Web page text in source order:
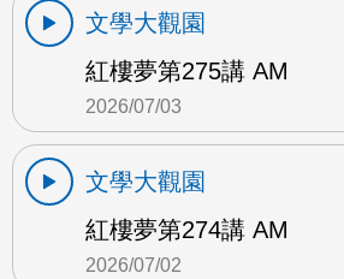
文學大觀園
紅樓夢第275講 AM
2026/07/03
文學大觀園
紅樓夢第274講 AM
2026/07/02